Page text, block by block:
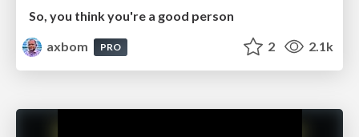
So, you think you're a good person
axbom
PRO 2 2.1k